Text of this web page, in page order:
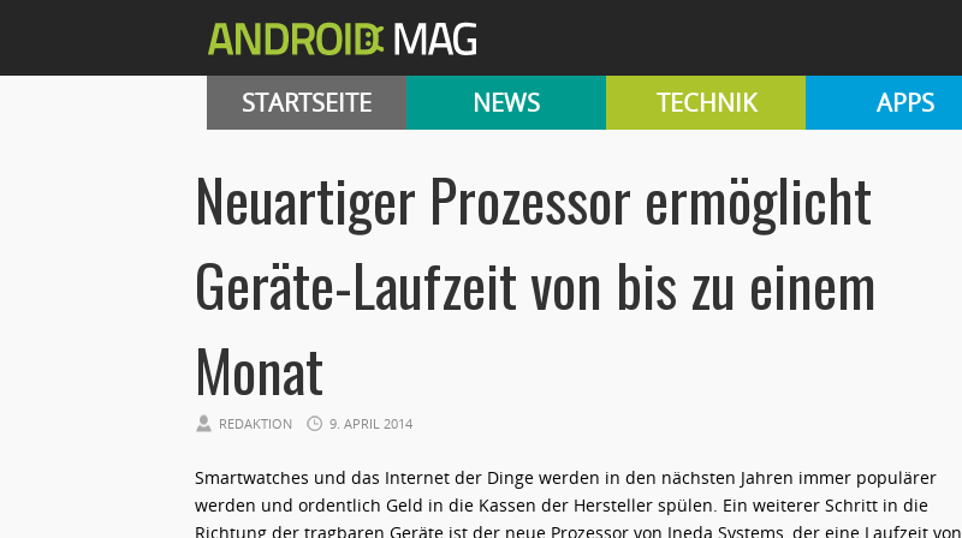
STARTSEITE NEWS TECHNIK APPS
Neuartiger Prozessor ermöglicht
Geräte-Laufzeit von bis zu einem
Monat
REDAKTION 9. APRIL 2014
Smartwatches und das Internet der Dinge werden in den nächsten Jahren immer populärer
werden und ordentlich Geld in die Kassen der Hersteller spülen. Ein weiterer Schritt in die
Richtung der tragbaren Geräte ist der neue Prozessor von Ineda Systems, der eine Laufzeit von